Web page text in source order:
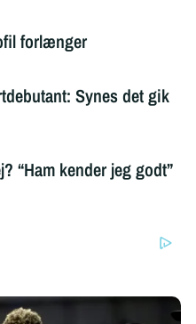
forlænger
Synes det gik
“Ham kender jeg godt”